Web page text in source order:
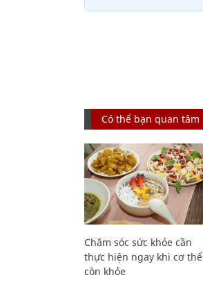
Có thể bạn quan tâm
Chăm sóc sức khỏe cần
thực hiện ngay khi cơ thể
còn khỏe